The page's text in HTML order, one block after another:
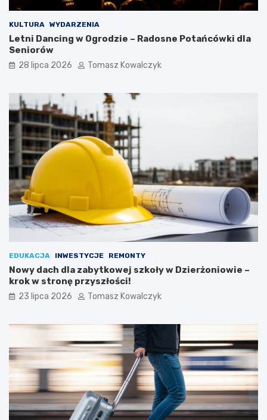
KULTURA WYDARZENIA
Letni Dancing w Ogrodzie – Radosne Potańcówki dla
Seniorów
28 lipca 2026 Tomasz Kowalczyk
EDUKACJA INWESTYCJE REMONTY
Nowy dach dla zabytkowej szkoły w Dzierżoniowie –
krok w stronę przyszłości!
23 lipca 2026 Tomasz Kowalczyk